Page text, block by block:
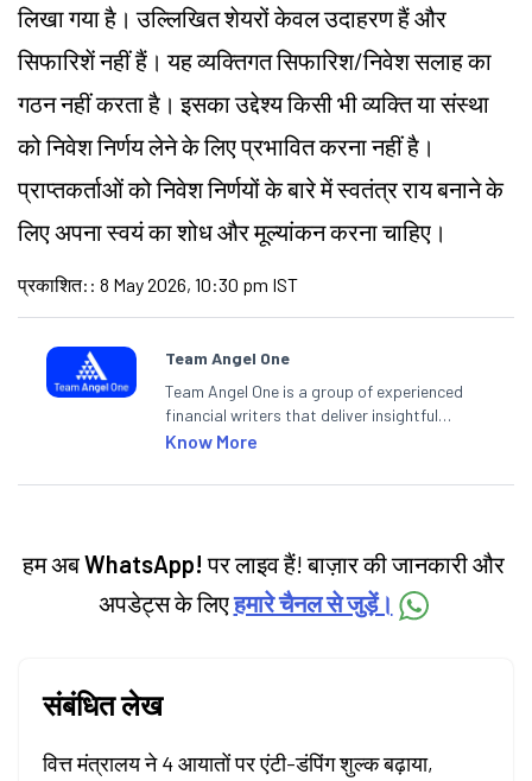
लिखा गया है। उल्लिखित शेयरों केवल उदाहरण हैं और
सिफारिशें नहीं हैं। यह व्यक्तिगत सिफारिश/निवेश सलाह का
गठन नहीं करता है। इसका उद्देश्य किसी भी व्यक्ति या संस्था
को निवेश निर्णय लेने के लिए प्रभावित करना नहीं है।
प्राप्तकर्ताओं को निवेश निर्णयों के बारे में स्वतंत्र राय बनाने के
लिए अपना स्वयं का शोध और मूल्यांकन करना चाहिए।
प्रकाशित: : 8 May 2026, 10:30 pm IST
Team Angel One
Team Angel One is a group of experienced
financial writers that deliver insightful
articles on the stock market, IPO, economy,
categories.
Know More
हम अबWhatsApp! पर लाइव हैं! बाज़ार की जानकारी और
अपडेट्स के लिएहमारे चैनल से जुड़ें।
संबंधित लेख
वित्त मंत्रालय ने 4 आयातों पर एंटी-डंपिंग शुल्क बढ़ाया,